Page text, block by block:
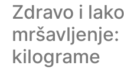
Zdravo i lako
kilograme